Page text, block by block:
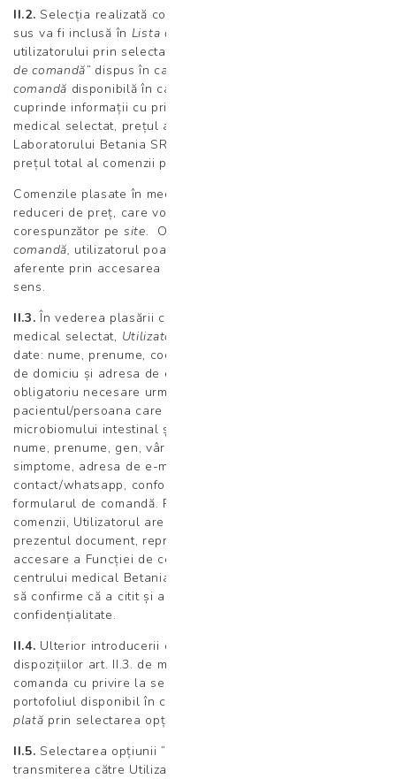
II.2.Selecția realizată conform prevederilor art. II.1. de mai
sus va fi inclusă în Lista de comandă
utilizatorului prin selectarea butonului reprezentând ”
de comandă”dispus în cadrul interfeței online.
comandă disponibilă în cadrul
cuprinde informații cu privire la denumirea serviciului
medical selectat, prețul aferent practicat la nivelul
Laboratorului Betania SRL la momentul plasării comenzii și
prețul total al comenzii plasate, exprimat în RON.
Comenzile plasate în mediul online pot face obiectul unor
reduceri de preț, care vor fi comunicate în mod
corespunzător pe site. Odată cu prezentarea
comandă, utilizatorul poate consulta eventualele specificații
aferente prin accesarea link-ului URL disponibil în acest
sens.
II.3. În vederea plasării comenzii cu privire la serviciul
medical selectat, Utilizatorului
date: nume, prenume, cod numeric personal (CNP), adresa
de domiciu și adresa de e-mail. De asemenea, sunt
obligatoriu necesare următoarele date pentru
pacientul/persoana care și-a determinat analiza
microbiomului intestinal și solicită interpretarea rezultatului:
nume, prenume, gen, vârstă, înălțime, greutate, stil de viață,
simptome, adresa de e-mail, număr de telefon
contact/whatsapp, conform secțiunii specific semnalate pe
formularul de comandă. Pentru plasarea cu succes a
comenzii, Utilizatorul are obligația să confirme că acceptă
prezentul document, reprezentând Termenii și Condițiile de
accesare a Funcției de comandă din cadrul site-ului
centrului medical Betania/Laborator Betania SRL, precum și
să confirme că a citit și a înțeles Politica de
confidențialitate.
II.4. Ulterior introducerii datelor solicitate conform
dispozițiilor art. II.3. de mai sus, Utilizatorul va plasa
comanda cu privire la serviciul medical selectat din
portofoliul disponibil în cadrul
plată prin selectarea opțiunii ”
II.5. Selectarea opțiunii ”
transmiterea către Utilizator a unei confirmări de comandă